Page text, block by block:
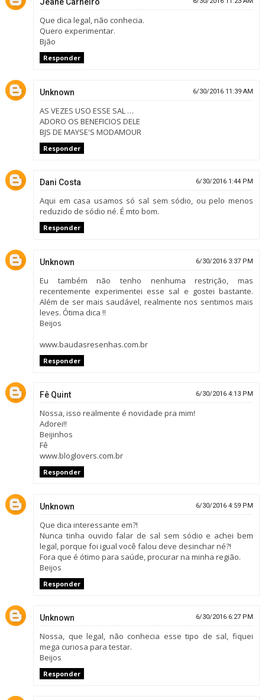
Jeane Carneiro
Que dica legal, não conhecia.
Quero experimentar.
Bjão
Responder
Unknown 6/30/2016 11:39 AM
AS VEZES USO ESSE SAL …
ADORO OS BENEFICIOS DELE
BJS DE MAYSE'S MODAMOUR
Responder
Dani Costa 6/30/2016 1:44 PM
Aqui em casa usamos só sal sem sódio, ou pelo menos
reduzido de sódio né. É mto bom.
Responder
Unknown 6/30/2016 3:37 PM
Eu também não tenho nenhuma restrição, mas
recentemente experimentei esse sal e gostei bastante.
Além de ser mais saudável, realmente nos sentimos mais
leves. Ótima dica !!
Beijos
www.baudasresenhas.com.br
Responder
Fê Quint 6/30/2016 4:13 PM
Nossa, isso realmente é novidade pra mim!
Adorei!!
Beijinhos
Fê
www.bloglovers.com.br
Responder
Unknown 6/30/2016 4:59 PM
Que dica interessante em?!
Nunca tinha ouvido falar de sal sem sódio e achei bem
legal, porque foi igual você falou deve desinchar né?!
Fora que é ótimo para saúde, procurar na minha região.
Beijos
Responder
Unknown 6/30/2016 6:27 PM
Nossa, que legal, não conhecia esse tipo de sal, fiquei
mega curiosa para testar.
Beijos
Responder